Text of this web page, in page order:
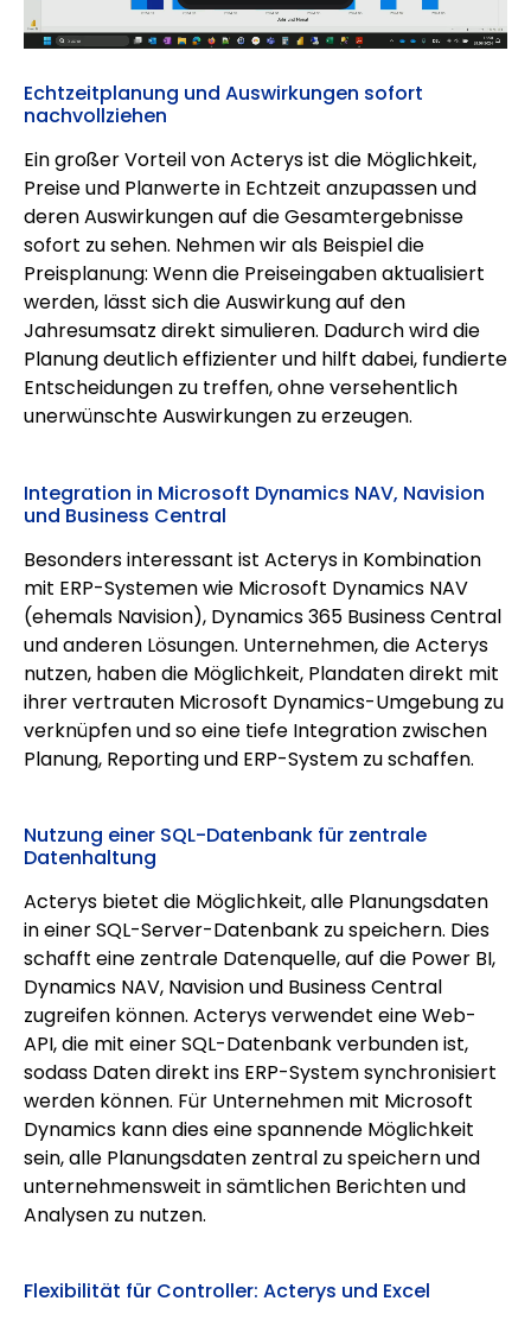
Echtzeitplanung und Auswirkungen sofort
nachvollziehen
Ein großer Vorteil von Acterys ist die Möglichkeit,
Preise und Planwerte in Echtzeit anzupassen und
deren Auswirkungen auf die Gesamtergebnisse
sofort zu sehen. Nehmen wir als Beispiel die
Preisplanung: Wenn die Preiseingaben aktualisiert
werden, lässt sich die Auswirkung auf den
Jahresumsatz direkt simulieren. Dadurch wird die
Planung deutlich effizienter und hilft dabei, fundierte
Entscheidungen zu treffen, ohne versehentlich
unerwünschte Auswirkungen zu erzeugen.
Integration in Microsoft Dynamics NAV, Navision
und Business Central
Besonders interessant ist Acterys in Kombination
mit ERP-Systemen wie Microsoft Dynamics NAV
(ehemals Navision), Dynamics 365 Business Central
und anderen Lösungen. Unternehmen, die Acterys
nutzen, haben die Möglichkeit, Plandaten direkt mit
ihrer vertrauten Microsoft Dynamics-Umgebung zu
verknüpfen und so eine tiefe Integration zwischen
Planung, Reporting und ERP-System zu schaffen.
Nutzung einer SQL-Datenbank für zentrale
Datenhaltung
Acterys bietet die Möglichkeit, alle Planungsdaten
in einer SQL-Server-Datenbank zu speichern. Dies
schafft eine zentrale Datenquelle, auf die Power BI,
Dynamics NAV, Navision und Business Central
zugreifen können. Acterys verwendet eine Web-
API, die mit einer SQL-Datenbank verbunden ist,
sodass Daten direkt ins ERP-System synchronisiert
werden können. Für Unternehmen mit Microsoft
Dynamics kann dies eine spannende Möglichkeit
sein, alle Planungsdaten zentral zu speichern und
unternehmensweit in sämtlichen Berichten und
Analysen zu nutzen.
Flexibilität für Controller: Acterys und Excel